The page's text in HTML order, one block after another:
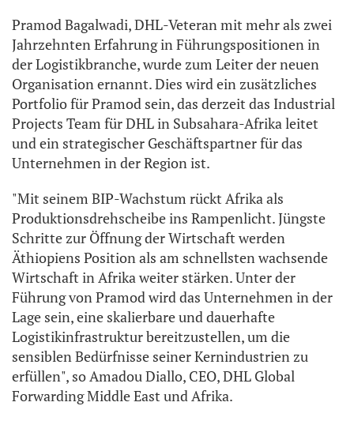
Pramod Bagalwadi, DHL-Veteran mit mehr als zwei
Jahrzehnten Erfahrung in Führungspositionen in
der Logistikbranche, wurde zum Leiter der neuen
Organisation ernannt. Dies wird ein zusätzliches
Portfolio für Pramod sein, das derzeit das Industrial
Projects Team für DHL in Subsahara-Afrika leitet
und ein strategischer Geschäftspartner für das
Unternehmen in der Region ist.
"Mit seinem BIP-Wachstum rückt Afrika als
Produktionsdrehscheibe ins Rampenlicht. Jüngste
Schritte zur Öffnung der Wirtschaft werden
Äthiopiens Position als am schnellsten wachsende
Wirtschaft in Afrika weiter stärken. Unter der
Führung von Pramod wird das Unternehmen in der
Lage sein, eine skalierbare und dauerhafte
Logistikinfrastruktur bereitzustellen, um die
sensiblen Bedürfnisse seiner Kernindustrien zu
erfüllen", so Amadou Diallo, CEO, DHL Global
Forwarding Middle East und Afrika.